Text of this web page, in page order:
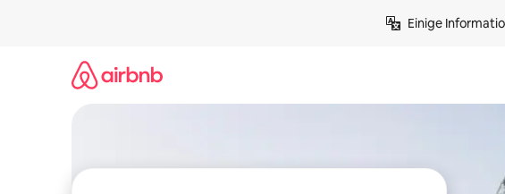
Einige